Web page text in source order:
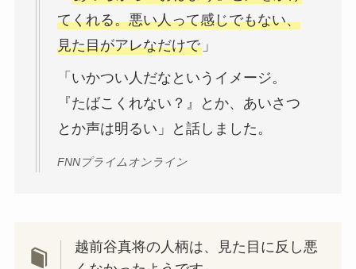
てくれる。悪い人って感じでもない、
見た目がアレなだけで」
「いかつい人だなというイメージ。
『たばこくれない？』とか、あいさつ
とか声は明るい」と話しました。
FNNプライムオンライン
越前谷真将の人柄は、見た目に反し悪